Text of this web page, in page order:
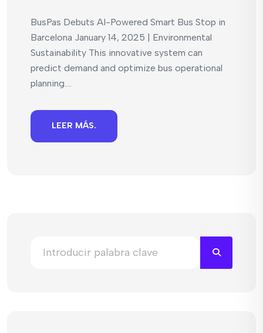
BusPas Debuts AI-Powered Smart Bus Stop in
Barcelona January 14, 2025 | Environmental
Sustainability This innovative system can
predict demand and optimize bus operational
planning....
LEER MÁS.